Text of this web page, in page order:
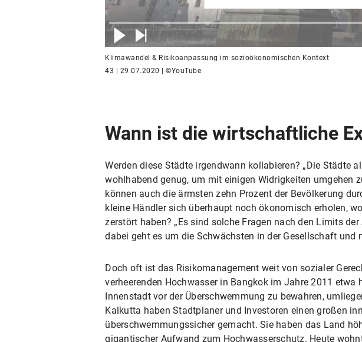
Klimawandel & Risikoanpassung im sozioökonomischen Kontext
43 | 29.07.2020 | ©YouTube
Wann ist die wirtschaftliche
Werden diese Städte irgendwann kollabieren? „Die Städte
wohlhabend genug, um mit einigen Widrigkeiten umgehen
können auch die ärmsten zehn Prozent der Bevölkerung
kleine Händler sich überhaupt noch ökonomisch erholen,
zerstört haben? „Es sind solche Fragen nach den Limits
dabei geht es um die Schwächsten in der Gesellschaft und
Doch oft ist das Risikomanagement weit von sozialer
verheerenden Hochwasser in Bangkok im Jahre 2011
Innenstadt vor der Überschwemmung zu bewahren,
Kalkutta haben Stadtplaner und Investoren einen großen
überschwemmungssicher gemacht. Sie haben das Land
gigantischer Aufwand zum Hochwasserschutz. Heute